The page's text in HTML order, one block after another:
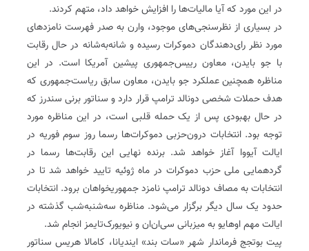
در این مورد که آیا مالیات‌ها را افزایش خواهد داد، متهم کردند.
در بسیاری از نظرسنجی‌های موجود، وارن به صدر فهرست نامزدهای
مورد نظر رای‌دهندگان دموکرات رسیده و شانه‌به‌شانه در حال رقابت
با جو بایدن، معاون رییس‌جمهوری پیشین آمریکا است. در این
مناظره همچنین عملکرد جو بایدن، معاون سابق ریاست‌جمهوری که
هدف حملات شخصی دونالد ترامپ قرار دارد و سناتور برنی سندرز که
در حال بهبودی پس از یک حمله قلبی است، در این مناظره مورد
توجه بود. انتخابات درون‌حزبی دموکرات‌ها رسما روز سوم فوریه در
ایالت آیووا آغاز خواهد شد. برنده نهایی این رقابت‌ها رسما در
گردهمایی ملی حزب دموکرات در ماه ژوئیه تایید خواهد شد تا در
انتخابات به مصاف دونالد ترامپ نامزد جمهوریخواهان برود. انتخابات
حدود یک سال دیگر برگزار می‌شود. مناظره سه‌شنبه‌شب گذشته در
ایالت مهم اوهایو به میزبانی سی‌ان‌ان و نیویورک‌تایمز انجام شد.
پیت بوتجج فرماندار شهر «سات بند» ایندیانا، کامالا هریس سناتور